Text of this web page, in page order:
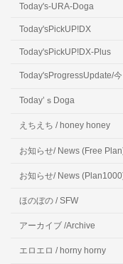
Today's-URA-Doga
Today'sPickUP!DX
Today'sPickUP!DX-Plus
Today'sProgressUpdate/
Today’ｓDoga
えちえち / honey honey
お知らせ/ News (Free
お知らせ/ News
ほのぼの / SFW
アーカイブ /Archive
エロエロ / horny horny